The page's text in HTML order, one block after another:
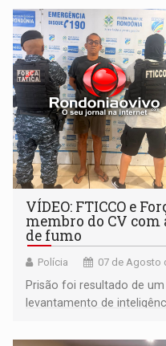
VÍDEO: FTICCO e
membro do CV com
de fumo
Polícia 07 de Agosto
Prisão foi resultado de
levantamento de